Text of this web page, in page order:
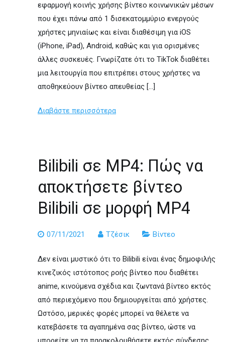
εφαρμογή κοινής χρήσης βίντεο κοινωνικών μέσων
που έχει πάνω από 1 δισεκατομμύριο ενεργούς
χρήστες μηνιαίως και είναι διαθέσιμη για iOS
(iPhone, iPad), Android, καθώς και για ορισμένες
άλλες συσκευές. Γνωρίζατε ότι το TikTok διαθέτει
μια λειτουργία που επιτρέπει στους χρήστες να
αποθηκεύουν βίντεο απευθείας […]
Διαβάστε περισσότερα
Bilibili σε MP4: Πώς να
αποκτήσετε βίντεο
Bilibili σε μορφή MP4
07/11/2021 Τζέσικ Βίντεο
Δεν είναι μυστικό ότι το Bilibili είναι ένας δημοφιλής
κινεζικός ιστότοπος ροής βίντεο που διαθέτει
anime, κινούμενα σχέδια και ζωντανά βίντεο εκτός
από περιεχόμενο που δημιουργείται από χρήστες.
Ωστόσο, μερικές φορές μπορεί να θέλετε να
κατεβάσετε τα αγαπημένα σας βίντεο, ώστε να